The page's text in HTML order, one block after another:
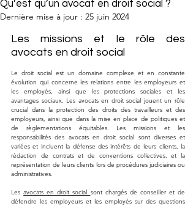
Qu’est qu’un avocat en droit social ?
Dernière mise à jour : 25 juin 2024
Les missions et le rôle des
avocats en droit social
Le droit social est un domaine complexe et en constante
évolution qui concerne les relations entre les employeurs et
les employés, ainsi que les protections sociales et les
avantages sociaux. Les avocats en droit social jouent un rôle
crucial dans la protection des droits des travailleurs et des
employeurs, ainsi que dans la mise en place de politiques et
de règlementations équitables. Les missions et les
responsabilités des avocats en droit social sont diverses et
variées et incluent la défense des intérêts de leurs clients, la
rédaction de contrats et de conventions collectives, et la
représentation de leurs clients lors de procédures judiciaires ou
administratives.
Les avocats en droit social sont chargés de conseiller et de
défendre les employeurs et les employés sur des questions